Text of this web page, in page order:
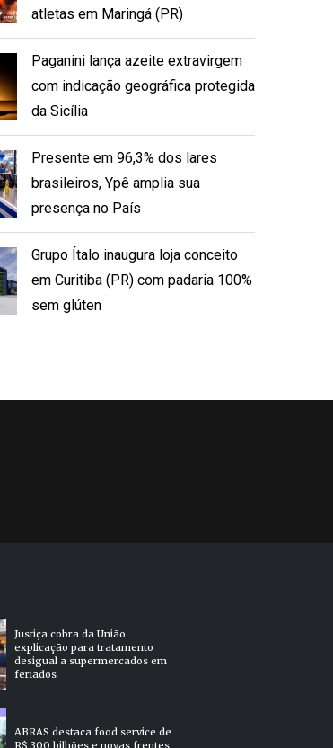
atletas em Maringá (PR)
Paganini lança azeite extravirgem
com indicação geográfica protegida
da Sicília
Presente em 96,3% dos lares
brasileiros, Ypê amplia sua
presença no País
Grupo Ítalo inaugura loja conceito
em Curitiba (PR) com padaria 100%
sem glúten
Justiça cobra da União
explicação para tratamento
desigual a supermercados em
feriados
ABRAS destaca food service de
R$ 300 bilhões e novas frentes